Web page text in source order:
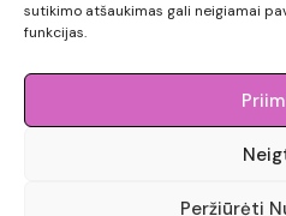
sutikimo atšaukimas gali neigiamai
funkcijas.
Peržiūrėti
© 2015 - 2026